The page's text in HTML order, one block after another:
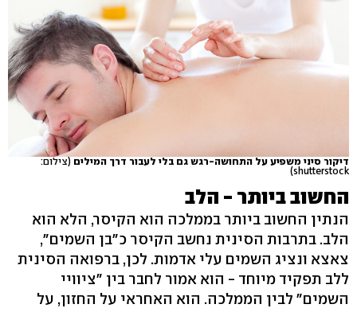
דיקור סיני משפיע על התחושה-רגש גם בלי לעבור דרך המילים (צילום:
shutterstock)
החשוב ביותר - הלב
הנתין החשוב ביותר בממלכה הוא הקיסר, הלא הוא
הלב. בתרבות הסינית נחשב הקיסר כ"בן השמים",
צאצא ונציג השמים עלי אדמות. לכן, ברפואה הסינית
ללב תפקיד מיוחד - הוא אמור לחבר בין "ציוויי
השמים" לבין הממלכה. הוא האחראי על החזון, על